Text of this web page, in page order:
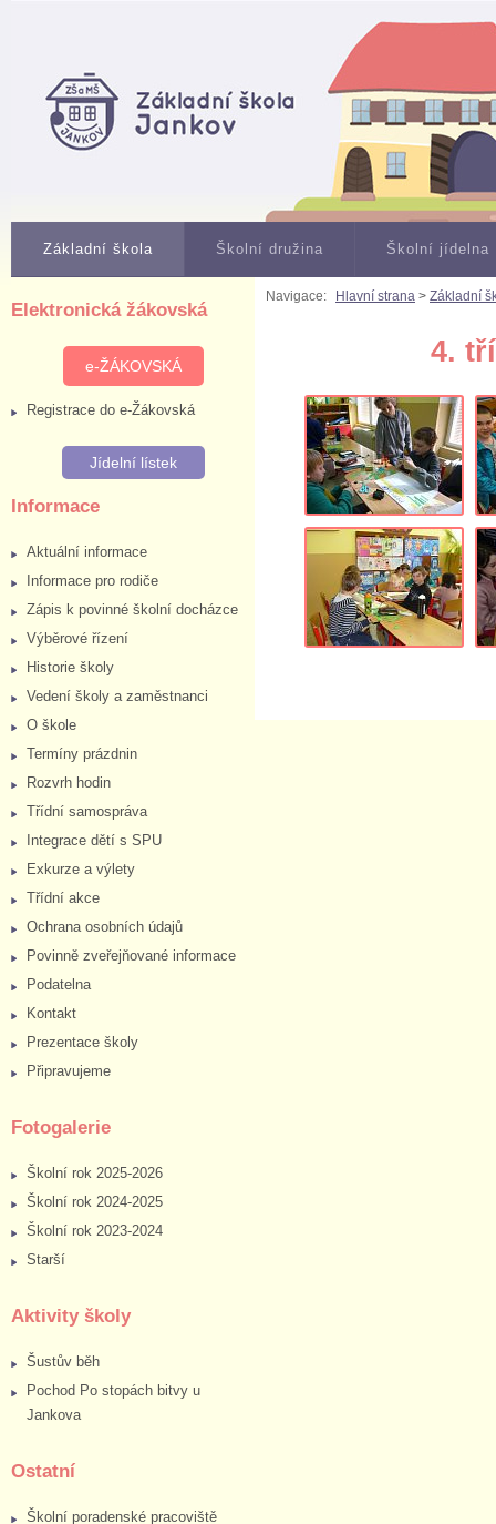
Základní škola Školní družina Školní jídelna
Elektronická žákovská
e-ŽÁKOVSKÁ
Registrace do e-Žákovská
Jídelní lístek
Informace
Aktuální informace
Informace pro rodiče
Zápis k povinné školní docházce
Výběrové řízení
Historie školy
Vedení školy a zaměstnanci
O škole
Termíny prázdnin
Rozvrh hodin
Třídní samospráva
Integrace dětí s SPU
Exkurze a výlety
Třídní akce
Ochrana osobních údajů
Povinně zveřejňované informace
Podatelna
Kontakt
Prezentace školy
Připravujeme
Fotogalerie
Školní rok 2025-2026
Školní rok 2024-2025
Školní rok 2023-2024
Starší
Aktivity školy
Šustův běh
Pochod Po stopách bitvy u
Jankova
Ostatní
Školní poradenské pracoviště
Navigace: Hlavní strana > Základní
4.